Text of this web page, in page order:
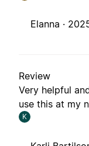
Elanna ·
Review
Very helpful
use this at my
K